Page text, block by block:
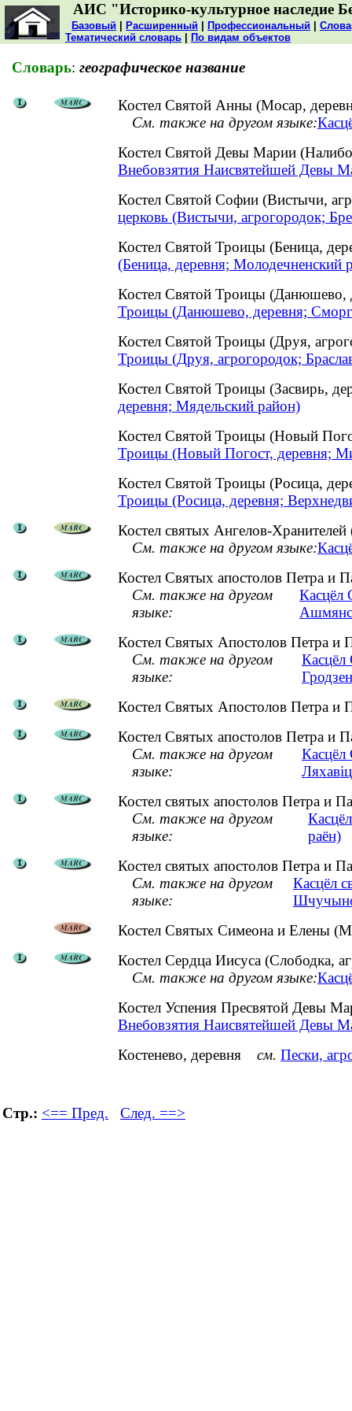
АИС "Историко-культурное наследие
Базовый Расширенный Профессиональный
Тематический словарь
По видам объектов
Словарь: географическое название
Костел Святой Анны (Мосар,
См. также на другом языке:
Костел Святой Девы Марии
Внебовзятия Наисвятейшей Девы
Костел Святой Софии (Вистычи,
церковь (Вистычи, агрогородок;
Костел Святой Троицы (Беница,
(Беница, деревня; Молодечненский
Костел Святой Троицы
Троицы (Данюшево, деревня;
Костел Святой Троицы (Друя,
Троицы (Друя, агрогородок;
Костел Святой Троицы (Засвирь,
деревня; Мядельский район)
Костел Святой Троицы (Новый
Троицы (Новый Погост, деревня;
Костел Святой Троицы (Росица,
Троицы (Росица, деревня;
Костел святых Ангелов-
См. также на другом языке:
Костел Святых апостолов Петра и
См. также на другом
языке:
Касцёл
Костел Святых Апостолов Петра и
См. также на другом
языке:
Касцёл
Костел Святых Апостолов Петра и
Костел Святых апостолов Петра и
См. также на другом
языке:
Касцёл
Костел святых апостолов Петра и
См. также на другом
языке:
раён)
Костел святых апостолов Петра и
См. также на другом
языке:
Касцёл
Костел Святых Симеона и Елены
Костел Сердца Иисуса (Слободка,
См. также на другом языке:
Костел Успения Пресвятой Девы
Внебовзятия Наисвятейшей Девы
Костенево, деревня см. Пески,
Стр.: <== Пред. След. ==>